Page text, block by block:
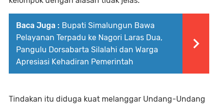
Baca Juga : Bupati Simalungun Bawa
Pelayanan Terpadu ke Nagori Laras Dua,
Pangulu Dorsabarta Silalahi dan Warga
Apresiasi Kehadiran Pemerintah
Tindakan itu diduga kuat melanggar Undang-Undang